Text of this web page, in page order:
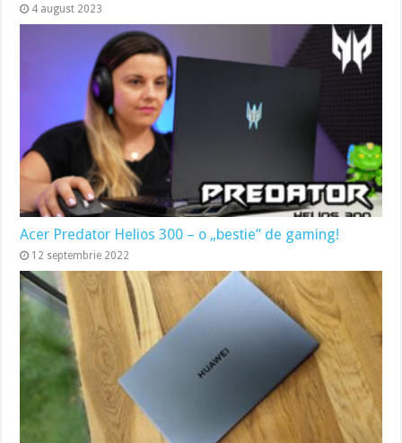
4 august 2023
Acer Predator Helios 300 – o „bestie” de gaming!
12 septembrie 2022